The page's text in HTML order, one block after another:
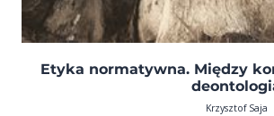
Etyka normatywna. Między
Krzysztof Saja